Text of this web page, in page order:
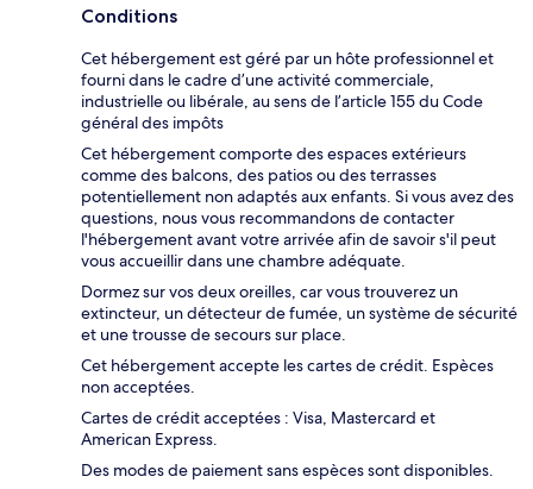
Conditions
Cet hébergement est géré par un hôte professionnel et
fourni dans le cadre d’une activité commerciale,
industrielle ou libérale, au sens de l’article 155 du Code
général des impôts
Cet hébergement comporte des espaces extérieurs
comme des balcons, des patios ou des terrasses
potentiellement non adaptés aux enfants. Si vous avez des
questions, nous vous recommandons de contacter
l'hébergement avant votre arrivée afin de savoir s'il peut
vous accueillir dans une chambre adéquate.
Dormez sur vos deux oreilles, car vous trouverez un
extincteur, un détecteur de fumée, un système de sécurité
et une trousse de secours sur place.
Cet hébergement accepte les cartes de crédit. Espèces
non acceptées.
Cartes de crédit acceptées : Visa, Mastercard et
American Express.
Des modes de paiement sans espèces sont disponibles.